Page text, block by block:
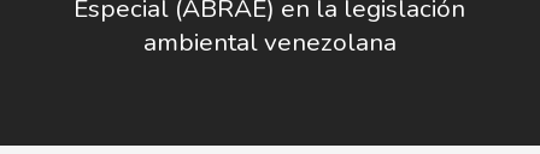
Especial (ABRAE) en la legislación
ambiental venezolana